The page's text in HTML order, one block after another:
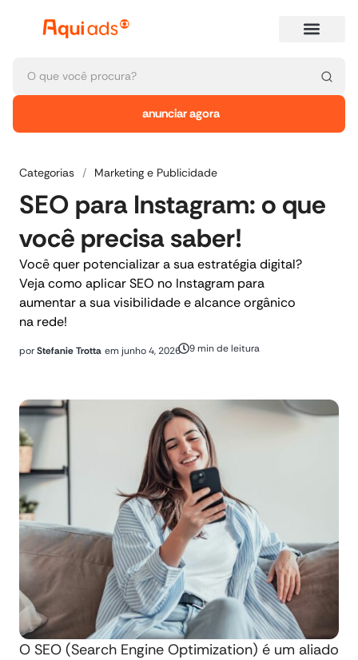
anunciar agora
Categorias / Marketing e Publicidade
SEO para Instagram: o que
você precisa saber!
Você quer potencializar a sua estratégia digital?
Veja como aplicar SEO no Instagram para
aumentar a sua visibilidade e alcance orgânico
na rede!
porStefanie Trotta em junho 4, 2026 9 min de leitura
O SEO (Search Engine Optimization) é um aliado